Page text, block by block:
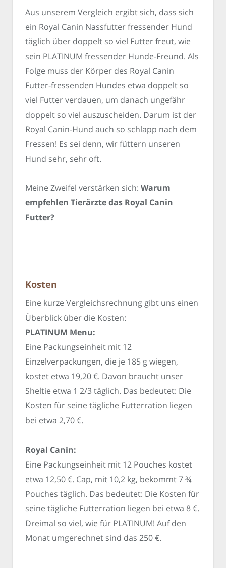
Aus unserem Vergleich ergibt sich, dass sich
ein Royal Canin Nassfutter fressender Hund
täglich über doppelt so viel Futter freut, wie
sein PLATINUM fressender Hunde-Freund. Als
Folge muss der Körper des Royal Canin
Futter-fressenden Hundes etwa doppelt so
viel Futter verdauen, um danach ungefähr
doppelt so viel auszuscheiden. Darum ist der
Royal Canin-Hund auch so schlapp nach dem
Fressen! Es sei denn, wir füttern unseren
Hund sehr, sehr oft.
Meine Zweifel verstärken sich: Warum
empfehlen Tierärzte das Royal Canin
Futter?
Kosten
Eine kurze Vergleichsrechnung gibt uns einen
Überblick über die Kosten:
PLATINUM Menu:
Eine Packungseinheit mit 12
Einzelverpackungen, die je 185 g wiegen,
kostet etwa 19,20 €. Davon braucht unser
Sheltie etwa 1 2/3 täglich. Das bedeutet: Die
Kosten für seine tägliche Futterration liegen
bei etwa 2,70 €.
Royal Canin:
Eine Packungseinheit mit 12 Pouches kostet
etwa 12,50 €. Cap, mit 10,2 kg, bekommt 7 ¾
Pouches täglich. Das bedeutet: Die Kosten für
seine tägliche Futterration liegen bei etwa 8 €.
Dreimal so viel, wie für PLATINUM! Auf den
Monat umgerechnet sind das 250 €.